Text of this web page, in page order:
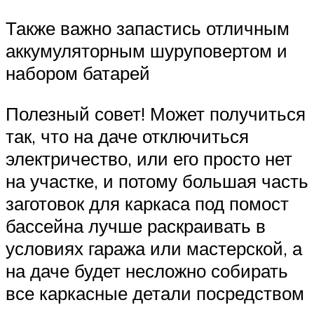
Также важно запастись отличным
аккумуляторным шуруповертом и
набором батарей
Полезный совет! Может получиться
так, что на даче отключиться
электричество, или его просто нет
на участке, и потому большая часть
заготовок для каркаса под помост
бассейна лучше раскраивать в
условиях гаража или мастерской, а
на даче будет несложно собирать
все каркасные детали посредством